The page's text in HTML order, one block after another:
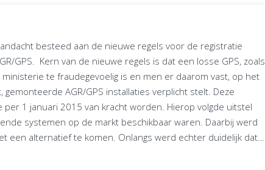
besteed aan de nieuwe regels voor de registratie
GPS. Kern van de nieuwe regels is dat een losse GPS, zoals
te fraudegevoelig is en men er daarom vast, op het
AGR/GPS installaties verplicht stelt. Deze
1 januari 2015 van kracht worden. Hierop volgde uitstel
systemen op de markt beschikbaar waren. Daarbij werd
een alternatief te komen. Onlangs werd echter duidelijk dat…